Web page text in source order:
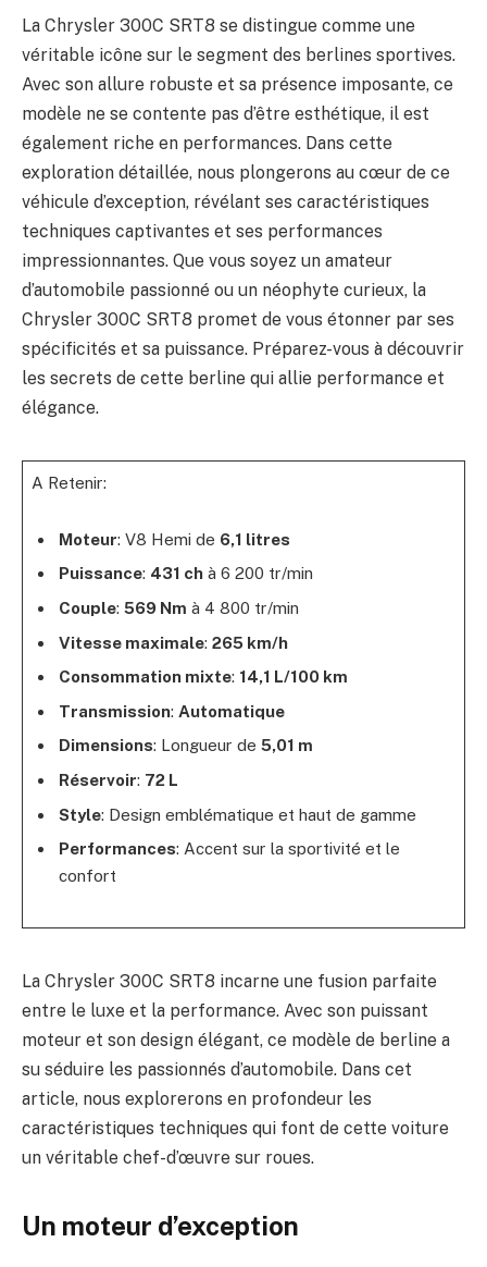
La Chrysler 300C SRT8 se distingue comme une
véritable icône sur le segment des berlines sportives.
Avec son allure robuste et sa présence imposante, ce
modèle ne se contente pas d’être esthétique, il est
également riche en performances. Dans cette
exploration détaillée, nous plongerons au cœur de ce
véhicule d’exception, révélant ses caractéristiques
techniques captivantes et ses performances
impressionnantes. Que vous soyez un amateur
d’automobile passionné ou un néophyte curieux, la
Chrysler 300C SRT8 promet de vous étonner par ses
spécificités et sa puissance. Préparez-vous à découvrir
les secrets de cette berline qui allie performance et
élégance.
A Retenir:
Moteur: V8 Hemi de 6,1 litres
Puissance: 431 chà 6 200 tr/min
Couple: 569 Nm à 4 800 tr/min
Vitesse maximale: 265 km/h
Consommation mixte: 14,1 L/100 km
Transmission: Automatique
Dimensions: Longueur de 5,01 m
Réservoir: 72 L
Style: Design emblématique et haut de gamme
Performances: Accent sur la sportivité et le
confort
La Chrysler 300C SRT8 incarne une fusion parfaite
entre le luxe et la performance. Avec son puissant
moteur et son design élégant, ce modèle de berline a
su séduire les passionnés d’automobile. Dans cet
article, nous explorerons en profondeur les
caractéristiques techniques qui font de cette voiture
un véritable chef-d’œuvre sur roues.
Un moteur d’exception